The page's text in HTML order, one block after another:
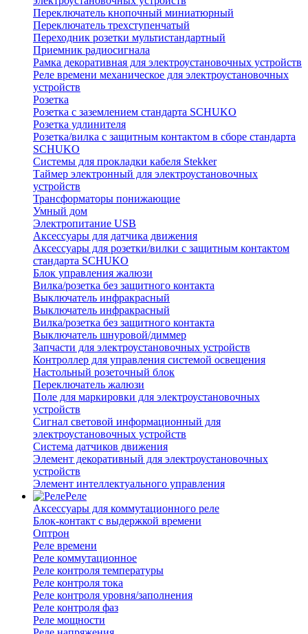
Переключатель кнопочный миниатюрный
Переключатель трехступенчатый
Переходник розетки мультистандартный
Приемник радиосигнала
Рамка декоративная для электроустановочных устройств
Реле времени механическое для электроустановочных
устройств
Розетка
Розетка с заземлением стандарта SCHUKO
Розетка удлинителя
Розетка/вилка с защитным контактом в сборе стандарта
SCHUKO
Системы для прокладки кабеля Stekker
Таймер электронный для электроустановочных
устройств
Трансформаторы понижающие
Умный дом
Электропитание USB
Аксессуары для датчика движения
Аксессуары для розетки/вилки с защитным контактом
стандарта SCHUKO
Блок управления жалюзи
Вилка/розетка без защитного контакта
Выключатель инфракрасный
Выключатель инфракрасный
Вилка/розетка без защитного контакта
Выключатель шнуровой/диммер
Запчасти для электроустановочных устройств
Контроллер для управления системой освещения
Настольный розеточный блок
Переключатель жалюзи
Поле для маркировки для электроустановочных
устройств
Сигнал световой информационный для
электроустановочных устройств
Система датчиков движения
Элемент декоративный для электроустановочных
устройств
Элемент интеллектуального управления
Реле
Аксессуары для коммутационного реле
Блок-контакт с выдержкой времени
Оптрон
Реле времени
Реле коммутационное
Реле контроля температуры
Реле контроля тока
Реле контроля уровня/заполнения
Реле контроля фаз
Реле мощности